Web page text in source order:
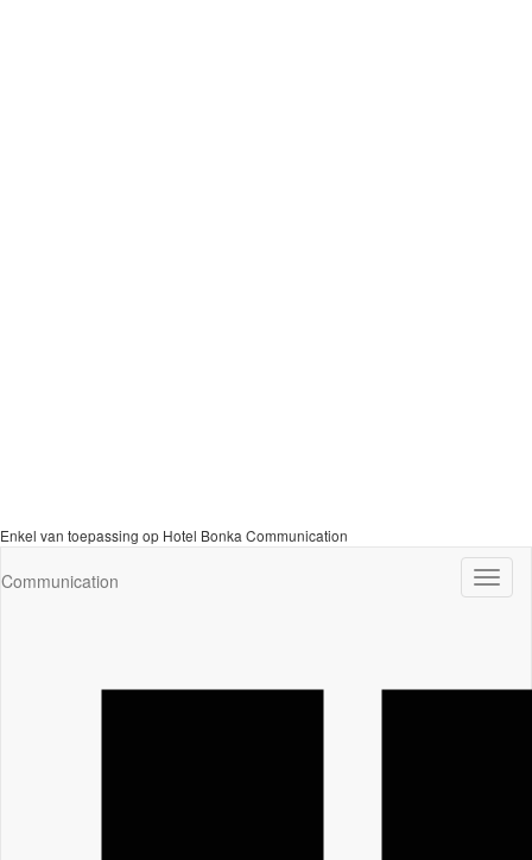
Enkel van toepassing op Hotel Bonka Communication
Communication